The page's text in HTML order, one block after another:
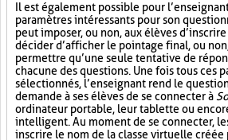
Il est également possible pour
paramètres intéressants pour son
peut imposer, ou non, aux élèves
décider d’afficher le pointage final, ou
permettre qu’une seule tentative de
chacune des questions. Une fois tous ces
sélectionnés, l’enseignant rend le
demande à ses élèves de se connecter à
ordinateur portable, leur tablette ou
intelligent. Au moment de se connecter,
inscrire le nom de la classe virtuelle créée